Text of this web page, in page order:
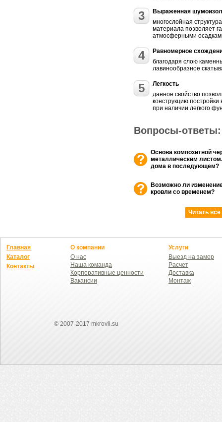
3
Выраженная
многослойная
материала позволяет
атмосферными
4
Равномерное
благодаря слою
лавинообразное
5
Легкость
данное свойство
конструкцию
при наличии легкого
Вопросы-ответы:
Основа композитной
металлическим
дома в последующем?
Возможно ли
кровли со временем?
Читать
Главная
Каталог
Контакты
О компании
О нас
Наша команда
Корпоративные ценности
Вакансии
Услуги
Выезд на замер
Расчет
Доставка
Монтаж
© 2007-2017 mkrovli.su